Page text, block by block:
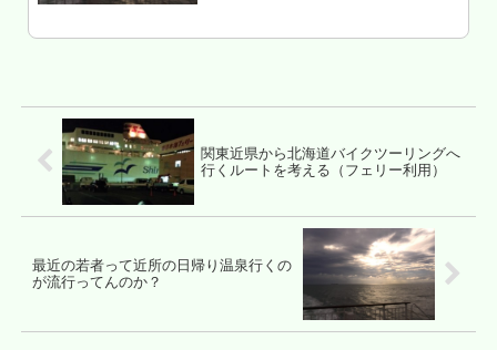
買った24時間券を使い倒す 24時間券な
関東近県から北海道バイクツーリングへ
行くルートを考える（フェリー利用）
最近の若者って近所の日帰り温泉行くの
が流行ってんのか？